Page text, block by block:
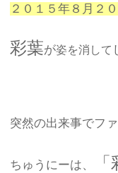
２０１５年８月２
彩葉が姿を消して
突然の出来事でフ
ちゅうにーは、